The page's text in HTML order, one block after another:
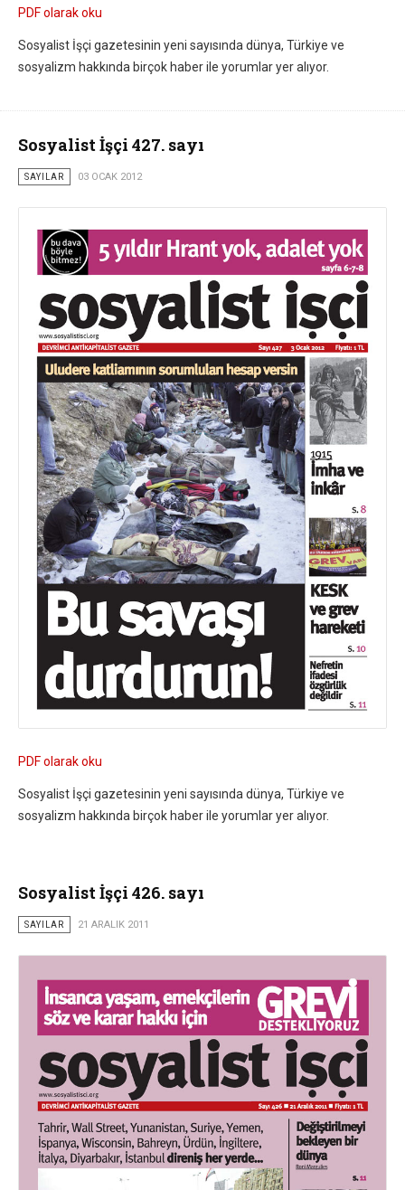
PDF olarak oku
Sosyalist İşçi gazetesinin yeni sayısında dünya, Türkiye ve
sosyalizm hakkında birçok haber ile yorumlar yer alıyor.
Sosyalist İşçi 427. sayı
SAYILAR 03 OCAK 2012
PDF olarak oku
Sosyalist İşçi gazetesinin yeni sayısında dünya, Türkiye ve
sosyalizm hakkında birçok haber ile yorumlar yer alıyor.
Sosyalist İşçi 426. sayı
SAYILAR 21 ARALIK 2011